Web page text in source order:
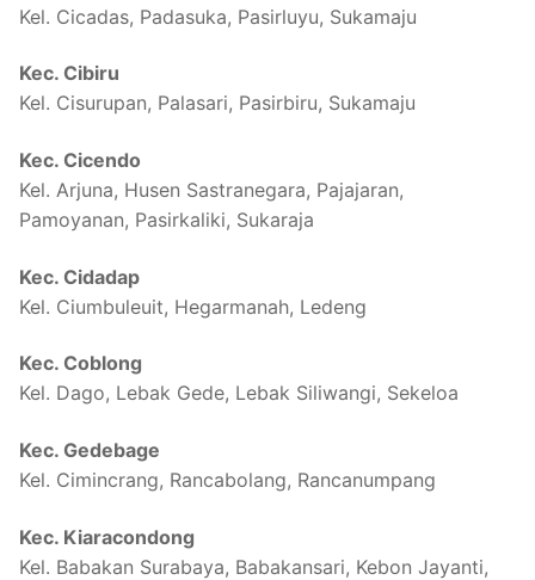
Kel. Cicadas, Padasuka, Pasirluyu, Sukamaju
Kec. Cibiru
Kel. Cisurupan, Palasari, Pasirbiru, Sukamaju
Kec. Cicendo
Kel. Arjuna, Husen Sastranegara, Pajajaran,
Pamoyanan, Pasirkaliki, Sukaraja
Kec. Cidadap
Kel. Ciumbuleuit, Hegarmanah, Ledeng
Kec. Coblong
Kel. Dago, Lebak Gede, Lebak Siliwangi, Sekeloa
Kec. Gedebage
Kel. Cimincrang, Rancabolang, Rancanumpang
Kec. Kiaracondong
Kel. Babakan Surabaya, Babakansari, Kebon Jayanti,